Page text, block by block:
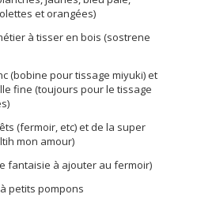
et orangées)
à tisser en bois (sostrene
(bobine pour tissage miyuki) et
fine (toujours pour le tissage
(fermoir, etc) et de la super
mon amour)
fantaisie à ajouter au fermoir)
petits pompons